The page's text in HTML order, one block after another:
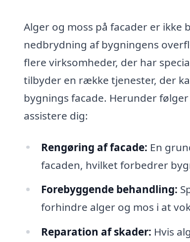
Alger og moss på facader er
nedbrydning af bygningens
flere virksomheder, der har
tilbyder en række tjenester, der
bygnings facade. Herunder
assistere dig:
Rengøring af facade: En
facaden, hvilket forbedrer
Forebyggende behandling:
forhindre alger og mos i at
Reparation af skader: Hvis